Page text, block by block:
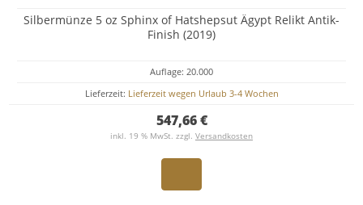
Silbermünze 5 oz Sphinx of Hatshepsut Ägypt Relikt Antik-
Finish (2019)
Auflage: 20.000
Lieferzeit: Lieferzeit wegen Urlaub 3-4 Wochen
547,66 €
inkl. 19 % MwSt. zzgl. Versandkosten